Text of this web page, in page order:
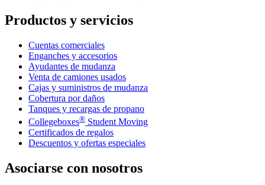
Productos y servicios
Cuentas comerciales
Enganches y accesorios
Ayudantes de mudanza
Venta de camiones usados
Cajas y suministros de mudanza
Cobertura por daños
Tanques y recargas de propano
Collegeboxes® Student Moving
Certificados de regalos
Descuentos y ofertas especiales
Asociarse con nosotros